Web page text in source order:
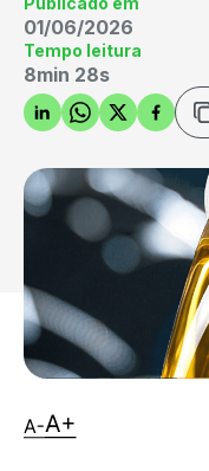
01/06/2026
Tempo leitura
8min 28s